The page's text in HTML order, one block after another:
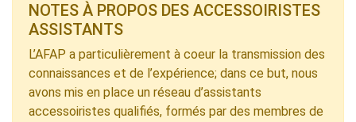
NOTES À PROPOS DES ACCESSOIRISTES
ASSISTANTS
L’AFAP a particulièrement à coeur la transmission des
connaissances et de l’expérience; dans ce but, nous
avons mis en place un réseau d’assistants
accessoiristes qualifiés, formés par des membres de